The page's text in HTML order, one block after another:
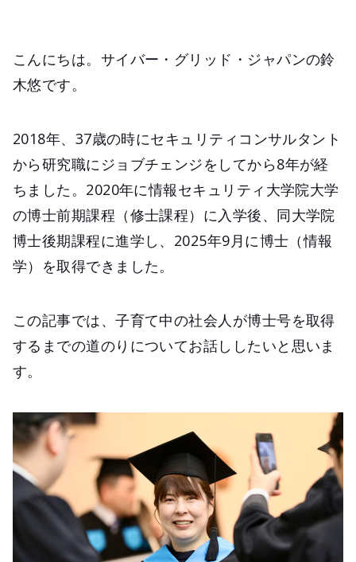
こんにちは。サイバー・グリッド・ジャパンの鈴
木悠です。
2018年、37歳の時にセキュリティコンサルタント
から研究職にジョブチェンジをしてから8年が経
ちました。2020年に情報セキュリティ大学院大学
の博士前期課程（修士課程）に入学後、同大学院
博士後期課程に進学し、2025年9月に博士（情報
学）を取得できました。
この記事では、子育て中の社会人が博士号を取得
するまでの道のりについてお話ししたいと思いま
す。